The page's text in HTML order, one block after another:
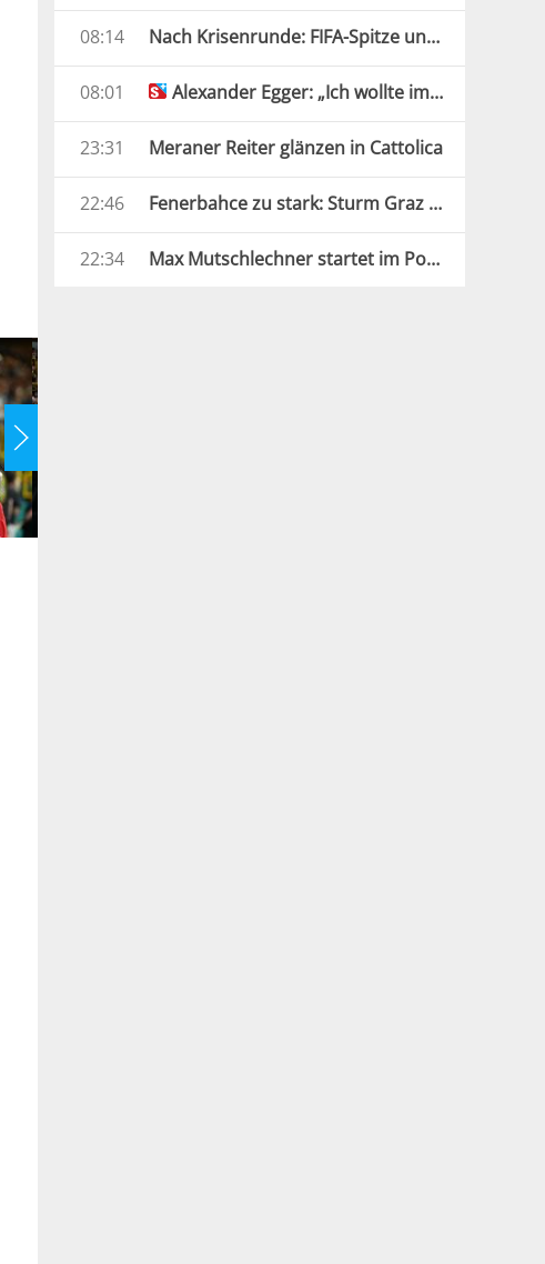
08:14 Nach Krisenrunde: FIFA-Spitze unterstützt Infantino
08:01 Alexander Egger: „Ich wollte im Geschäft bleiben“
23:31 Meraner Reiter glänzen in Cattolica
22:46 Fenerbahce zu stark: Sturm Graz droht Königsklassen-Aus
22:34 Max Mutschlechner startet im Porsche durch: „Erwarte Action“